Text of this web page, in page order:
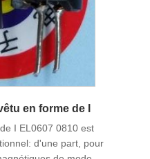
en forme de I
I EL0607 0810 est
d'une part, pour